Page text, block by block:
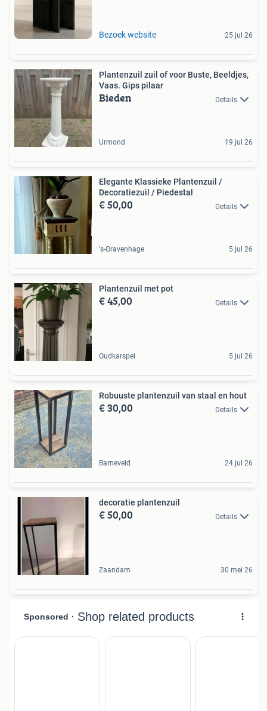
Bezoek website 25 jul 26
Plantenzuil zuil of voor Buste, Beeldjes,
Vaas. Gips pilaar
Bieden Details
Urmond 19 jul 26
Elegante Klassieke Plantenzuil /
Decoratiezuil / Piedestal
€ 50,00 Details
's-Gravenhage 5 jul 26
Plantenzuil met pot
€ 45,00 Details
Oudkarspel 5 jul 26
Robuuste plantenzuil van staal en hout
€ 30,00 Details
Barneveld 24 jul 26
decoratie plantenzuil
€ 50,00 Details
Zaandam 30 mei 26